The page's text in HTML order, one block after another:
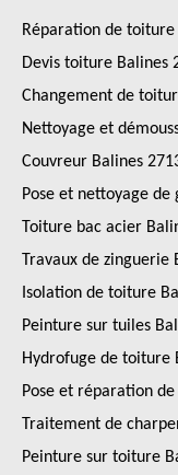
Réparation de
Devis toiture Balines
Changement de
Nettoyage et
Couvreur Balines
Pose et nettoyage
Toiture bac acier
Travaux de zinguerie
Isolation de toiture
Peinture sur tuiles
Hydrofuge de toiture
Pose et réparation
Traitement de
Peinture sur toiture